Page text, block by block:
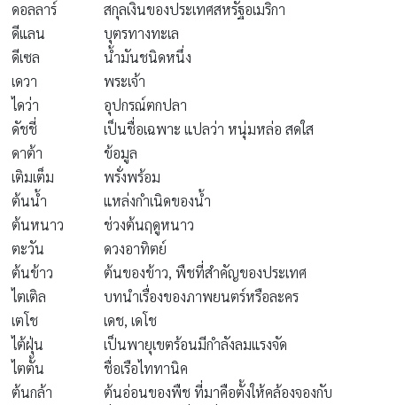
ดอลลาร์
สกุลเงินของประเทศสหรัฐอเมริกา
ดีแลน
บุตรทางทะเล
ดีเซล
น้ำมันชนิดหนึ่ง
เดวา
พระเจ้า
ไดว่า
อุปกรณ์ตกปลา
ดัชชี่
เป็นชื่อเฉพาะ แปลว่า หนุ่มหล่อ สดใส
ดาต้า
ข้อมูล
เติมเต็ม
พรั่งพร้อม
ต้นน้ำ
แหล่งกำเนิดของน้ำ
ต้นหนาว
ช่วงต้นฤดูหนาว
ตะวัน
ดวงอาทิตย์
ต้นข้าว
ต้นของข้าว, พืชที่สำคัญของประเทศ
ไตเติล
บทนำเรื่องของภาพยนตร์หรือละคร
เตโช
เดช, เดโช
ไต้ฝุ่น
เป็นพายุเขตร้อนมีกำลังลมแรงจัด
ไตตั้น
ชื่อเรือไททานิค
ต้นกล้า
ต้นอ่อนของพืช ที่มาคือตั้งให้คล้องจองกับ